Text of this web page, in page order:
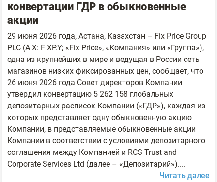
конвертации ГДР в обыкновенные
акции
29 июня 2026 года, Астана, Казахстан – Fix Price Group
PLC (AIX: FIXP.Y; «Fix Price», «Компания» или «Группа»),
одна из крупнейших в мире и ведущая в России сеть
магазинов низких фиксированных цен, сообщает, что
26 июня 2026 года Совет директоров Компании
утвердил конвертацию 5 262 158 глобальных
депозитарных расписок Компании («ГДР»), каждая из
которых представляет одну обыкновенную акцию
Компании, в представляемые обыкновенные акции
Компании в соответствии с условиями депозитарного
соглашения между Компанией и RCS Trust and
Corporate Services Ltd (далее – «Депозитарий»)....
Читать далее